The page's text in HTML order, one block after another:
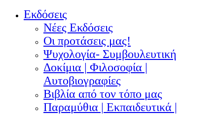
Εκδόσεις
Νέες Εκδόσεις
Οι προτάσεις μας!
Ψυχολογία- Συμβουλευτική
Δοκίμια | Φιλοσοφία |
Αυτοβιογραφίες
Βιβλία από τον τόπο μας
Παραμύθια | Εκπαιδευτικά |